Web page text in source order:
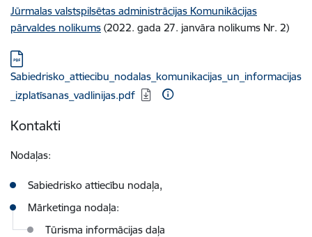
Jūrmalas valstspilsētas administrācijas Komunikācijas
pārvaldes nolikums (2022. gada 27. janvāra nolikums Nr. 2)
Lejupielādēt:
Sabiedrisko_attiecibu_nodalas_komunikacijas_un_informacijas
_izplatīsanas_vadlinijas.pdf
Kontakti
Nodaļas:
Sabiedrisko attiecību nodaļa,
Mārketinga nodaļa:
Tūrisma informācijas daļa